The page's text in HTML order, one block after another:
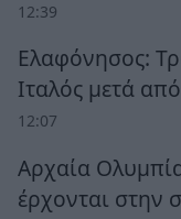
12:39
Ελαφόνησος:
Ιταλός μετά
12:07
Αρχαία
έρχονται στην